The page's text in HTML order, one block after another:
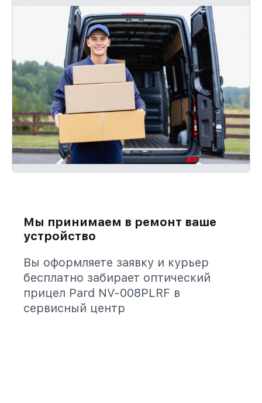
Мы принимаем в ремонт ваше
устройство
Вы оформляете заявку и курьер
бесплатно забирает оптический
прицел Pard NV-008PLRF в
сервисный центр